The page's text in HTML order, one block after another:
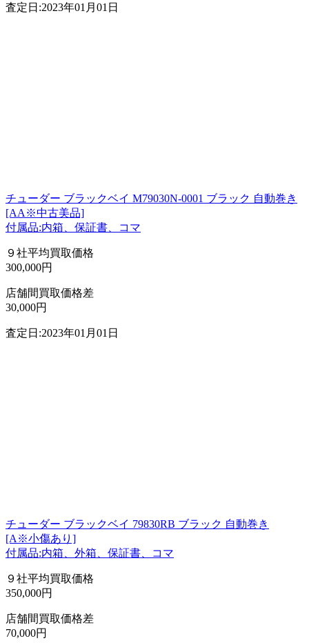
査定日:2023年01月01日
チューダー ブラックベイ M79030N-0001 ブラック 自動巻き
[AA※中古美品]
付属品:内箱、保証書、コマ
９社平均買取価格
300,000円
店舗間買取価格差
30,000円
査定日:2023年01月01日
チューダー ブラックベイ 79830RB ブラック 自動巻き
[A※小傷あり]
付属品:内箱、外箱、保証書、コマ
９社平均買取価格
350,000円
店舗間買取価格差
70,000円